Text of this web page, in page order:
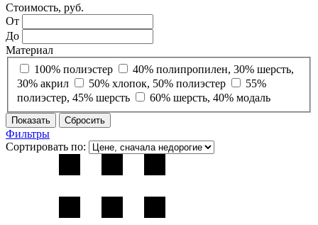
Стоимость, руб.
От
До
Материал
100% полиэстер
40% полипропилен, 30% шерсть,
30% акрил
50% хлопок, 50% полиэстер
55%
полиэстер, 45% шерсть
60% шерсть, 40% модаль
Фильтры
Сортировать по: